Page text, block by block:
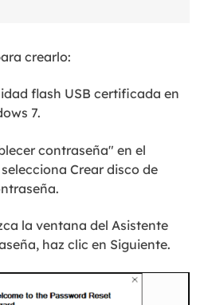
crearlo:
flash USB certificada en
7.
contraseña" en el
Crear disco de
la ventana del Asistente
haz clic en Siguiente.